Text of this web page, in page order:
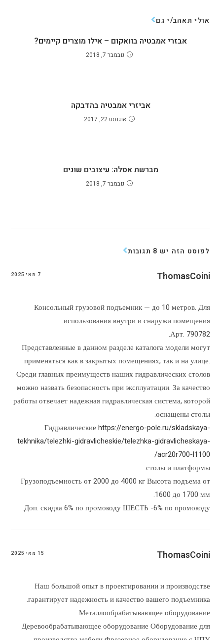
אולי תאהב/י גם
אבזרי אמבטיה בוואקום – אילו מוצרים קיימים?
נובמבר 7, 2018
אביזרי אמבטיה בהדבקה
אוגוסט 22, 2017
מברשת אסלה: עיצובים שונים
נובמבר 7, 2018
לפוסט הזה יש 8 תגובות
ThomasCoini 7 מאי 2025
Консольный грузовой подъемник — до 10 метров. Для
использования внутри и снаружи помещения.
Арт. 790782.
Представленные в данном разделе каталога модели могут
применяться как в закрытых помещениях, так и на улице.
Среди главных преимуществ наших гидравлических столов
можно назвать безопасность при эксплуатации. За качество
работы отвечает надежная гидравлическая система, которой
оснащены столы.
Гидравлические https://energo-pole.ru/skladskaya-
tekhnika/telezhki-gidravlicheskie/telezhka-gidravlicheskaya-
acr20r700-l1100/
столы и платформы.
Грузоподъемность от 2000 до 4000 кг Высота подъема от
1600 до 1700 мм.
Доп. скидка 6% по промокоду ШЕСТЬ -6% по промокоду.
ThomasCoini 15 מאי 2025
Наш большой опыт в проектировании и производстве
гарантирует надежность и качество вашего подъемника.
Металлообрабатывающее оборудование
Деревообрабатывающее оборудование Оборудование для